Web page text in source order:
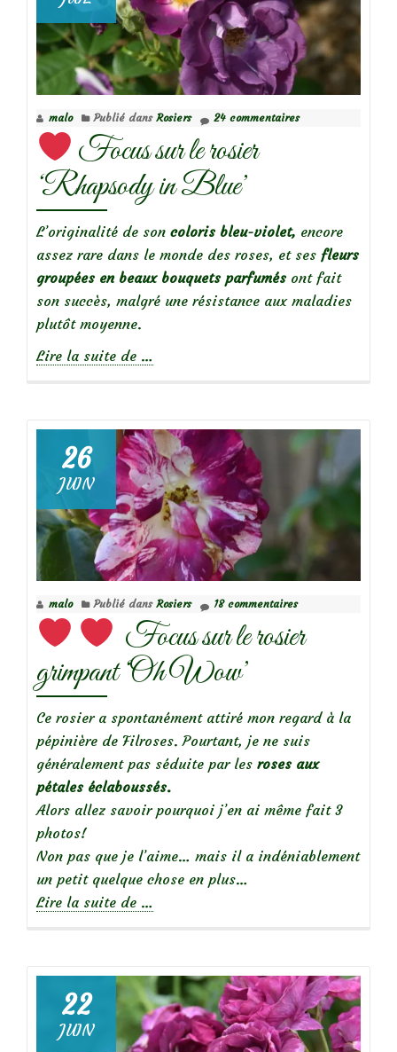
malo Publié dans Rosiers 24 commentaires
Focus sur le rosier
‘Rhapsody in Blue’
L’originalité de son coloris bleu-violet, encore
assez rare dans le monde des roses, et ses fleurs
groupées en beaux bouquets parfumés ont fait
son succès, malgré une résistance aux maladies
plutôt moyenne.
Lire la suite de
Focus
sur
le
rosier
‘Rhapsody
in
Blue’
…
26
JUIN
malo Publié dans Rosiers 18 commentaires
Focus sur le rosier
grimpant ‘Oh Wow’
Ce rosier a spontanément attiré mon regard à la
pépinière de Filroses. Pourtant, je ne suis
généralement pas séduite par les roses aux
pétales éclaboussés.
Alors allez savoir pourquoi j’en ai même fait 3
photos!
Non pas que je l’aime… mais il a indéniablement
un petit quelque chose en plus…
Lire la suite de
Focus
…
22
JUIN